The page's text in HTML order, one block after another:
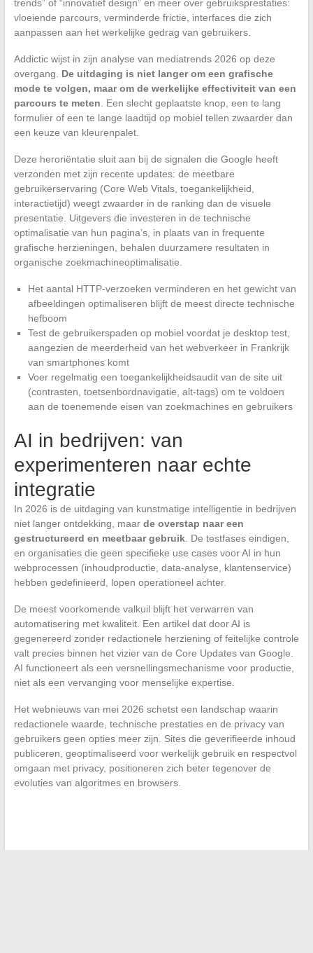
trends” of “innovatief design” en meer over gebruiksprestaties:
vloeiende parcours, verminderde frictie, interfaces die zich
aanpassen aan het werkelijke gedrag van gebruikers.
Addictic wijst in zijn analyse van mediatrends 2026 op deze
overgang. De uitdaging is niet langer om een grafische
mode te volgen, maar om de werkelijke effectiviteit van een
parcours te meten. Een slecht geplaatste knop, een te lang
formulier of een te lange laadtijd op mobiel tellen zwaarder dan
een keuze van kleurenpalet.
Deze heroriëntatie sluit aan bij de signalen die Google heeft
verzonden met zijn recente updates: de meetbare
gebruikerservaring (Core Web Vitals, toegankelijkheid,
interactietijd) weegt zwaarder in de ranking dan de visuele
presentatie. Uitgevers die investeren in de technische
optimalisatie van hun pagina’s, in plaats van in frequente
grafische herzieningen, behalen duurzamere resultaten in
organische zoekmachineoptimalisatie.
Het aantal HTTP-verzoeken verminderen en het gewicht van
afbeeldingen optimaliseren blijft de meest directe technische
hefboom
Test de gebruikerspaden op mobiel voordat je desktop test,
aangezien de meerderheid van het webverkeer in Frankrijk
van smartphones komt
Voer regelmatig een toegankelijkheidsaudit van de site uit
(contrasten, toetsenbordnavigatie, alt-tags) om te voldoen
aan de toenemende eisen van zoekmachines en gebruikers
AI in bedrijven: van
experimenteren naar echte
integratie
In 2026 is de uitdaging van kunstmatige intelligentie in bedrijven
niet langer ontdekking, maar de overstap naar een
gestructureerd en meetbaar gebruik. De testfases eindigen,
en organisaties die geen specifieke use cases voor AI in hun
webprocessen (inhoudproductie, data-analyse, klantenservice)
hebben gedefinieerd, lopen operationeel achter.
De meest voorkomende valkuil blijft het verwarren van
automatisering met kwaliteit. Een artikel dat door AI is
gegenereerd zonder redactionele herziening of feitelijke controle
valt precies binnen het vizier van de Core Updates van Google.
AI functioneert als een versnellingsmechanisme voor productie,
niet als een vervanging voor menselijke expertise.
Het webnieuws van mei 2026 schetst een landschap waarin
redactionele waarde, technische prestaties en de privacy van
gebruikers geen opties meer zijn. Sites die geverifieerde inhoud
publiceren, geoptimaliseerd voor werkelijk gebruik en respectvol
omgaan met privacy, positioneren zich beter tegenover de
evoluties van algoritmes en browsers.